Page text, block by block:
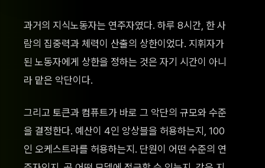
과거의 지식노동자는 연주자였다. 하루 8시간, 한 사
람의 집중력과 체력이 산출의 상한이었다. 지휘자가
된 노동자에게 상한을 정하는 것은 자기 시간이 아니
라 맡은 악단이다.
그리고 토큰과 컴퓨트가 바로 그 악단의 규모와 수준
을 결정한다. 예산이 4인 앙상블을 허용하는지, 100
인 오케스트라를 허용하는지. 단원이 어떤 수준의 연